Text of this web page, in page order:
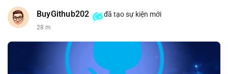
BuyGithub202 đã tạo sự kiện mới
28 m